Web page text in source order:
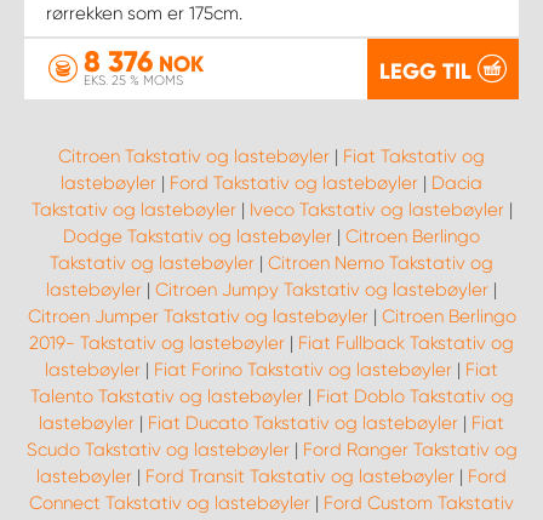
rørrekken som er 175cm.
8 376 NOK
EKS. 25 % MOMS LEGG TIL
Citroen Takstativ og lastebøyler | Fiat Takstativ og
lastebøyler | Ford Takstativ og lastebøyler | Dacia
Takstativ og lastebøyler| Iveco Takstativ og lastebøyler|
Dodge Takstativ og lastebøyler | Citroen Berlingo
Takstativ og lastebøyler | Citroen Nemo Takstativ og
lastebøyler | Citroen Jumpy Takstativ og lastebøyler |
Citroen Jumper Takstativ og lastebøyler| Citroen Berlingo
2019- Takstativ og lastebøyler | Fiat Fullback Takstativ og
lastebøyler | Fiat Forino Takstativ og lastebøyler | Fiat
Talento Takstativ og lastebøyler| Fiat Doblo Takstativ og
lastebøyler | Fiat Ducato Takstativ og lastebøyler | Fiat
Scudo Takstativ og lastebøyler| Ford Ranger Takstativ og
lastebøyler | Ford Transit Takstativ og lastebøyler | Ford
Connect Takstativ og lastebøyler | Ford Custom Takstativ